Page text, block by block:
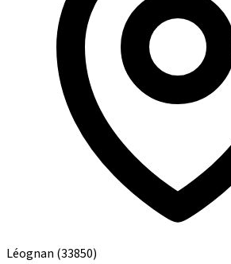
Léognan (33850)